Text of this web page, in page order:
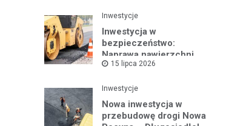
Inwestycje
Inwestycja w
bezpieczeństwo:
Naprawa nawierzchni
drogi powiatowej nr
15 lipca 2026
Inwestycje
Nowa inwestycja w
przebudowę drogi Nowa